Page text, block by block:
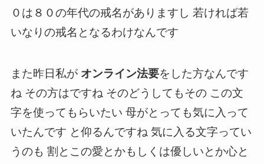
０は８０の年代の戒名がありますし 若ければ若
いなりの戒名となるわけなんです
また昨日私がオンライン法要をした方なんです
ね その方はですね そのどうしてもその この文
字を使ってもらいたい 母がとっても気に入って
いたんです と仰るんですね 気に入る文字ってい
うのも 割とこの愛とかもしくは優しいとか心と